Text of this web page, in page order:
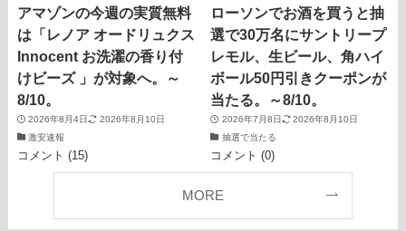
アマゾンの今週の実質無料
は「レノア オードリュクス
Innocent お洗濯の香り付
けビーズ 」が対象へ。～
8/10。
2026年8月4日
2026年8月10日
激安速報
コメント (15)
ローソンでお酒を買うと抽
選で30万名にサントリープ
レモル、生ビール、角ハイ
ボール50円引きクーポンが
当たる。～8/10。
2026年7月8日
2026年8月10日
抽選で当たる
コメント (0)
MORE